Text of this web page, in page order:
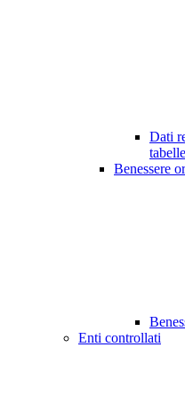
Dati
Benessere
Enti controllati